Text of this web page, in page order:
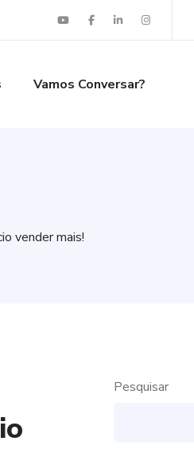
Vamos Conversar?
vender mais!
Pesquisar